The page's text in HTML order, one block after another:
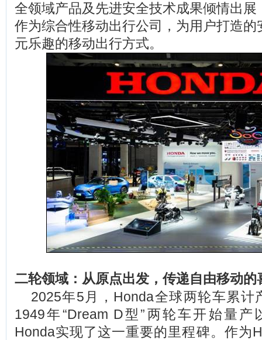
资讯 选车
全领域产品及先进安全技术成果倾情出
作为综合性移动出行公司，为用户打造的
元乐趣的移动出行方式。
二轮领域：从原点出发，传递自由移动的
2025年5月，Honda全球两轮车累计
1949年“Dream D型”两轮车开始量
Honda实现了这一重要的里程碑。作为